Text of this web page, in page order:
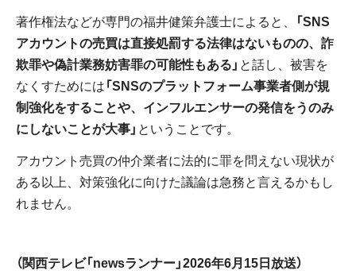
著作権法などが専門の福井健策弁護士によると、
「SNS
アカウントの売買は直接処罰する法律はないものの、詐
欺罪や偽計業務妨害罪の可能性もある」 と話し、被害を
なくすためには「SNSのプラットフォーム事業者側が規
制強化をすることや、インフルエンサーの発信をうのみ
にしないことが大事」 ということです。
アカウント売買の仲介業者に法的に罪を問えない現状が
ある以上、対策強化に向けた議論は急務と言えるかもし
れません。
（関西テレビ「newsランナー」2026年6月15日放送）